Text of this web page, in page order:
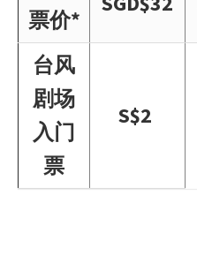
票价*
台风
剧场
入门
票
S$2